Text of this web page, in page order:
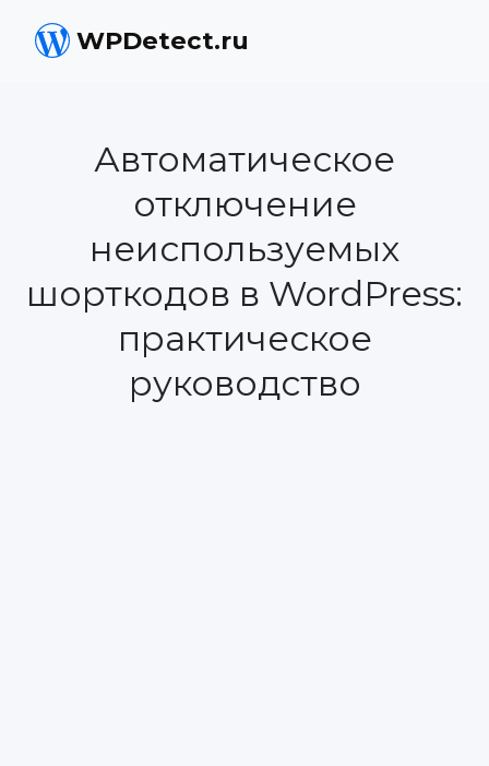
WPDetect.ru
Автоматическое
отключение
неиспользуемых
шорткодов в WordPress:
практическое
руководство